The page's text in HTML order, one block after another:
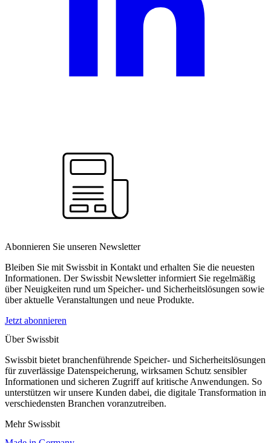
Abonnieren Sie unseren Newsletter
Bleiben Sie mit Swissbit in Kontakt und erhalten Sie die neuesten
Informationen. Der Swissbit Newsletter informiert Sie regelmäßig
über Neuigkeiten rund um Speicher- und Sicherheitslösungen sowie
über aktuelle Veranstaltungen und neue Produkte.
Jetzt abonnieren
Über Swissbit
Swissbit bietet branchenführende Speicher- und Sicherheitslösungen
für zuverlässige Datenspeicherung, wirksamen Schutz sensibler
Informationen und sicheren Zugriff auf kritische Anwendungen. So
unterstützen wir unsere Kunden dabei, die digitale Transformation in
verschiedensten Branchen voranzutreiben.
Mehr Swissbit